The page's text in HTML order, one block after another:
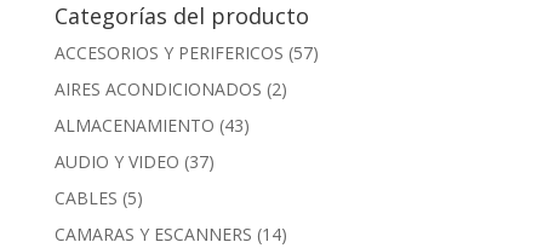
Categorías del producto
ACCESORIOS Y PERIFERICOS (57)
AIRES ACONDICIONADOS (2)
ALMACENAMIENTO (43)
AUDIO Y VIDEO (37)
CABLES (5)
CAMARAS Y ESCANNERS (14)